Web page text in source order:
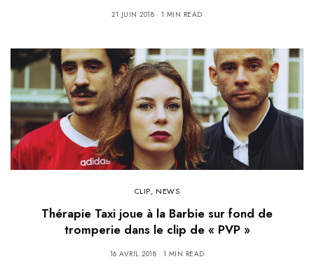
21 JUIN 2018 1 MIN READ
CLIP, NEWS
Thérapie Taxi joue à la Barbie sur fond de
tromperie dans le clip de « PVP »
16 AVRIL 2018 1 MIN READ